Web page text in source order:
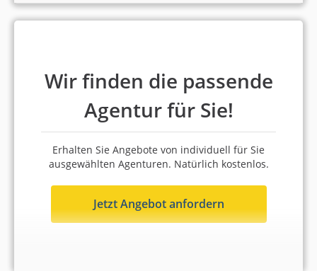
Wir finden die passende
Agentur für Sie!
Erhalten Sie Angebote von individuell für Sie
ausgewählten Agenturen. Natürlich kostenlos.
Jetzt Angebot anfordern